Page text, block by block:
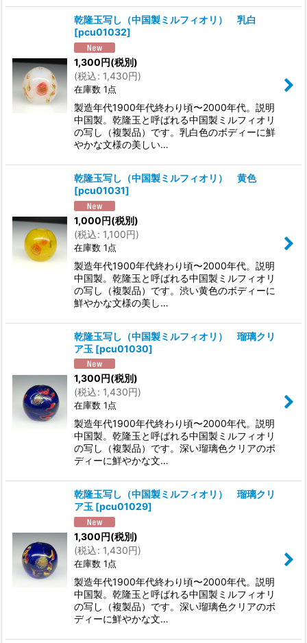
乾隆玉写し（中国製ミルフィオリ） 乳白
[pcu01032]
1,300円(税別)
(税込: 1,430円)
在庫数 1点
製造年代1900年代終わり頃〜2000年代。説明
中国製。乾隆玉と呼ばれる中国製ミルフィオリ
の写し（複製品）です。乳白色のボディーに鮮
やかな文様の美しい…
乾隆玉写し（中国製ミルフィオリ） 黄色
[pcu01031]
1,000円(税別)
(税込: 1,100円)
在庫数 1点
製造年代1900年代終わり頃〜2000年代。説明
中国製。乾隆玉と呼ばれる中国製ミルフィオリ
の写し（複製品）です。渋い黄色のボディーに
鮮やかな文様の美し…
乾隆玉写し（中国製ミルフィオリ） 瑠璃クリ
ア玉 [pcu01030]
1,300円(税別)
(税込: 1,430円)
在庫数 1点
製造年代1900年代終わり頃〜2000年代。説明
中国製。乾隆玉と呼ばれる中国製ミルフィオリ
の写し（複製品）です。深い瑠璃色クリアのボ
ディーに鮮やかな文…
乾隆玉写し（中国製ミルフィオリ） 瑠璃クリ
ア玉 [pcu01029]
1,300円(税別)
(税込: 1,430円)
在庫数 1点
製造年代1900年代終わり頃〜2000年代。説明
中国製。乾隆玉と呼ばれる中国製ミルフィオリ
の写し（複製品）です。深い瑠璃色クリアのボ
ディーに鮮やかな文…